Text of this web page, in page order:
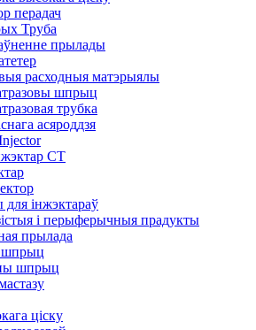
перадач
Труба
прылады
расходныя матэрыялы
шпрыц
трубка
асяроддзя
CT
для інжэктараў
і перыферычныя прадукты
прылада
шпрыц
шпрыц
ціску